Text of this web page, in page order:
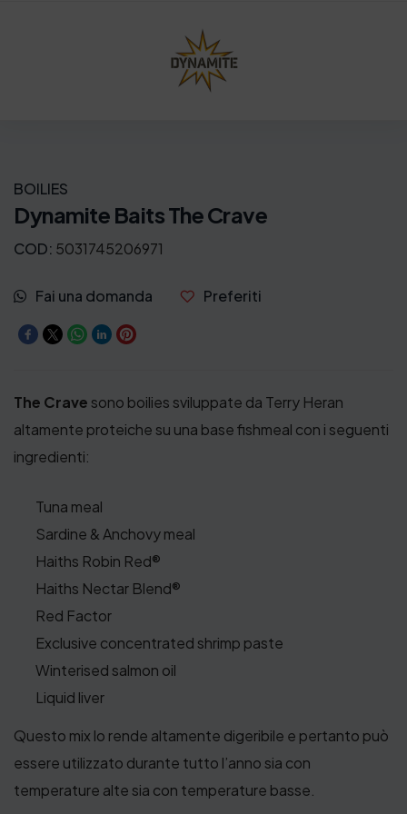
a
l
e
:
.
0
BOILIES
Dynamite Baits The Crave
COD: 5031745206971
Fai una domanda Preferiti
The Crave sono boilies sviluppate da Terry Heran
altamente proteiche su una base fishmeal con i seguenti
ingredienti:
Tuna meal
Sardine & Anchovy meal
Haiths Robin Red®
Haiths Nectar Blend®
Red Factor
Exclusive concentrated shrimp paste
Winterised salmon oil
Liquid liver
Questo mix lo rende altamente digeribile e pertanto può
essere utilizzato durante tutto l’anno sia con
temperature alte sia con temperature basse.